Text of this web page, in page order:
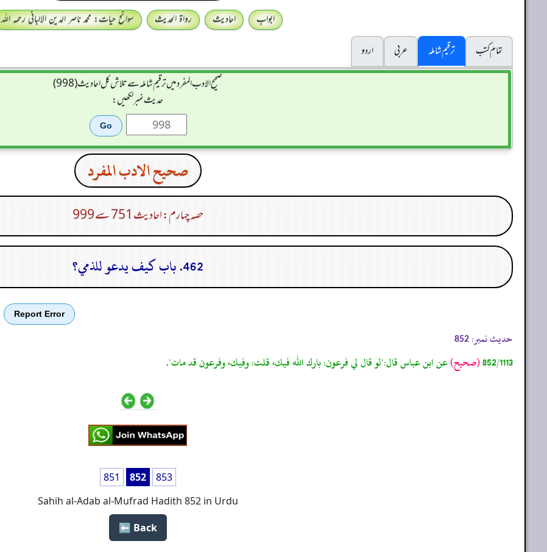
ابواب احادیث رواۃ الحدیث
سوانح حیات: محمد ناصر الدین الالبانی رحمہ اللہ
تمام کتب
ترقیم شاملہ عربی
اردو
صحيح الادب المفرد میں ترقیم شاملہ سے تلاش کل احادیث (998)
حدیث نمبر لکھیں:
صحيح الادب المفرد
حصہ چہارم: احادیث 751 سے 999
462. باب كيف يدعو للذمي؟
Report Error
حدیث نمبر: 852
852/1113(صحيح)عن ابن عباس قال:"لو قال لي فرعون: بارك الله فيك، قلت: وفيك، وفرعون قد مات".
851 852
853
Sahih al-Adab al-Mufrad Hadith 852 in Urdu
Back ⬅️